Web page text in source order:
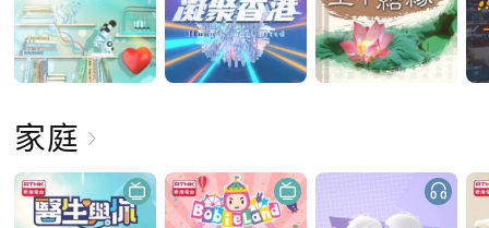
家庭